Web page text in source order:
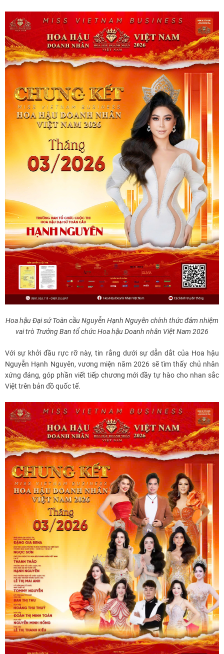
Hoa hậu Đại sứ Toàn cầu Nguyễn Hạnh Nguyên chính thức đảm nhiệm
vai trò Trưởng Ban tổ chức Hoa hậu Doanh nhân Việt Nam 2026
Với sự khởi đầu rực rỡ này, tin rằng dưới sự dẫn dắt của Hoa hậu
Nguyễn Hạnh Nguyên, vương miện năm 2026 sẽ tìm thấy chủ nhân
xứng đáng, góp phần viết tiếp chương mới đầy tự hào cho nhan sắc
Việt trên bản đồ quốc tế.